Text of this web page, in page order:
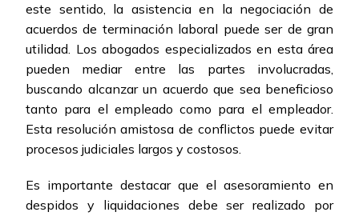
este sentido, la asistencia en la negociación de
acuerdos de terminación laboral puede ser de gran
utilidad. Los abogados especializados en esta área
pueden mediar entre las partes involucradas,
buscando alcanzar un acuerdo que sea beneficioso
tanto para el empleado como para el empleador.
Esta resolución amistosa de conflictos puede evitar
procesos judiciales largos y costosos.
Es importante destacar que el asesoramiento en
despidos y liquidaciones debe ser realizado por